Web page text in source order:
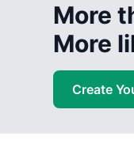
More
More
Create